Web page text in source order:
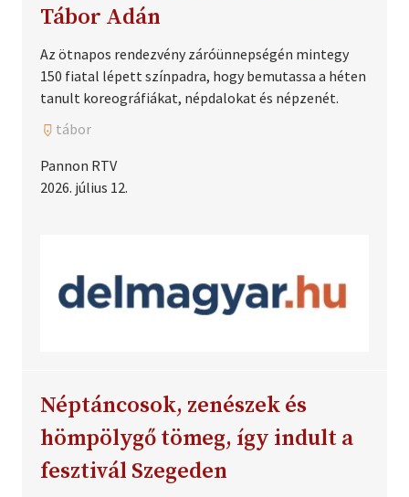
Tábor Adán
Az ötnapos rendezvény záróünnepségén mintegy
150 fiatal lépett színpadra, hogy bemutassa a héten
tanult koreográfiákat, népdalokat és népzenét.
tábor
Pannon RTV
2026. július 12.
Néptáncosok, zenészek és
hömpölygő tömeg, így indult a
fesztivál Szegeden